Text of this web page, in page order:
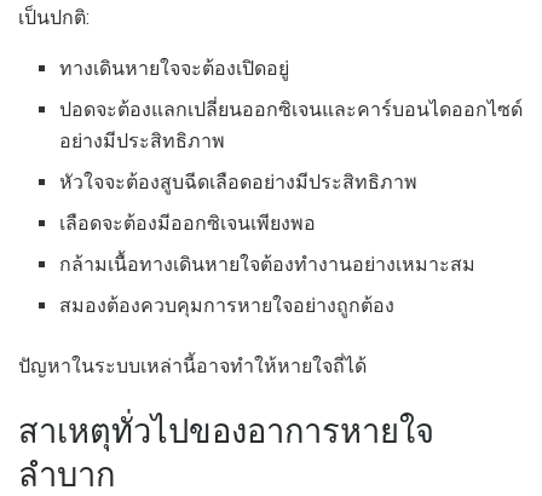
เป็นปกติ:
ทางเดินหายใจจะต้องเปิดอยู่
ปอดจะต้องแลกเปลี่ยนออกซิเจนและคาร์บอนไดออกไซด์
อย่างมีประสิทธิภาพ
หัวใจจะต้องสูบฉีดเลือดอย่างมีประสิทธิภาพ
เลือดจะต้องมีออกซิเจนเพียงพอ
กล้ามเนื้อทางเดินหายใจต้องทำงานอย่างเหมาะสม
สมองต้องควบคุมการหายใจอย่างถูกต้อง
ปัญหาในระบบเหล่านี้อาจทำให้หายใจถี่ได้
สาเหตุทั่วไปของอาการหายใจ
ลำบาก